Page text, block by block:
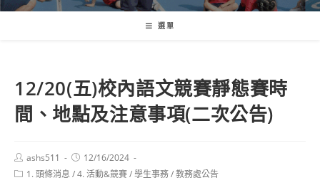
選單
12/20(五)校內語文競賽靜態賽時
間、地點及注意事項(二次公告)
Post
author:
ashs511
Post
published:
12/16/2024
Post1. 頭條消息 /4. 活動&競賽/學生事務/教務處公告